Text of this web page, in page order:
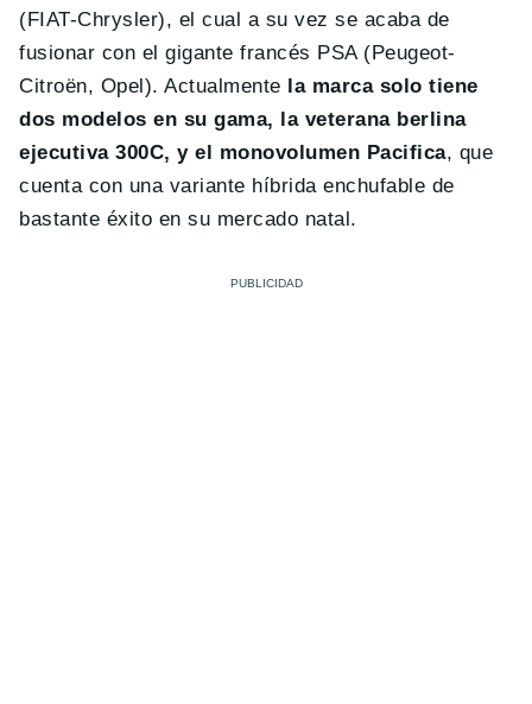
(FIAT-Chrysler), el cual a su vez se acaba de
fusionar con el gigante francés PSA (Peugeot-
Citroën, Opel). Actualmente
la marca solo tiene
dos modelos en su gama, la veterana berlina
ejecutiva 300C, y el monovolumen Pacifica, que
cuenta con una variante híbrida enchufable de
bastante éxito en su mercado natal.